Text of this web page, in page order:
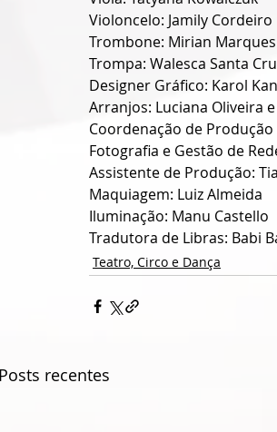
Violoncelo: Jamily Cordeiro
Trombone: Mirian Marques
Trompa: Walesca Santa
Designer Gráfico: Karol
Arranjos: Luciana Oliveira
Coordenação de
Fotografia e Gestão de
Assistente de Produção:
Maquiagem: Luiz Almeida
Iluminação: Manu Castello
Tradutora de Libras: Babi
Teatro, Circo e Dança
recentes